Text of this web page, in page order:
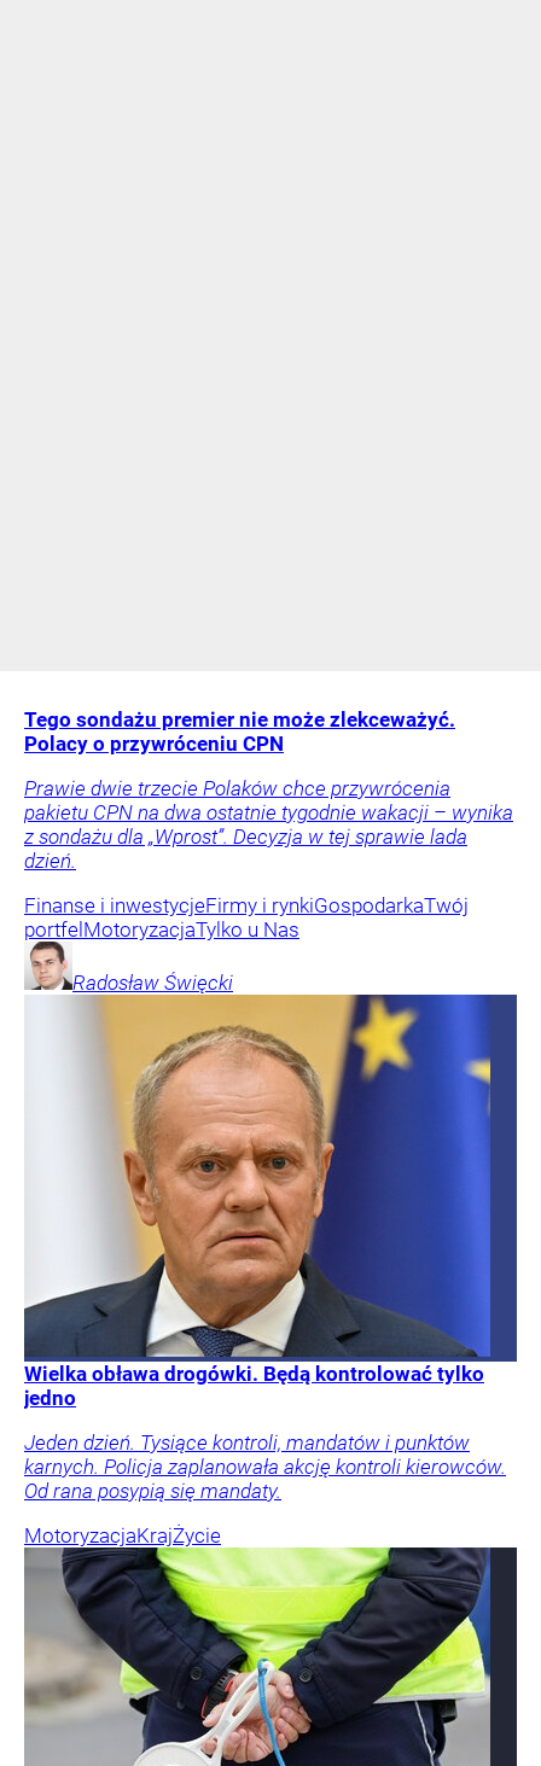
Tego sondażu premier nie może zlekceważyć.
Polacy o przywróceniu CPN
Prawie dwie trzecie Polaków chce przywrócenia
pakietu CPN na dwa ostatnie tygodnie wakacji – wynika
z sondażu dla „Wprost”. Decyzja w tej sprawie lada
dzień.
Finanse i inwestycjeFirmy i rynkiGospodarkaTwój
portfel MotoryzacjaTylko u Nas
Radosław Święcki
Wielka obława drogówki. Będą kontrolować tylko
jedno
Jeden dzień. Tysiące kontroli, mandatów i punktów
karnych. Policja zaplanowała akcję kontroli kierowców.
Od rana posypią się mandaty.
MotoryzacjaKrajŻycie